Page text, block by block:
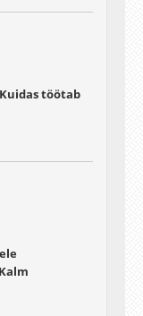
töötab